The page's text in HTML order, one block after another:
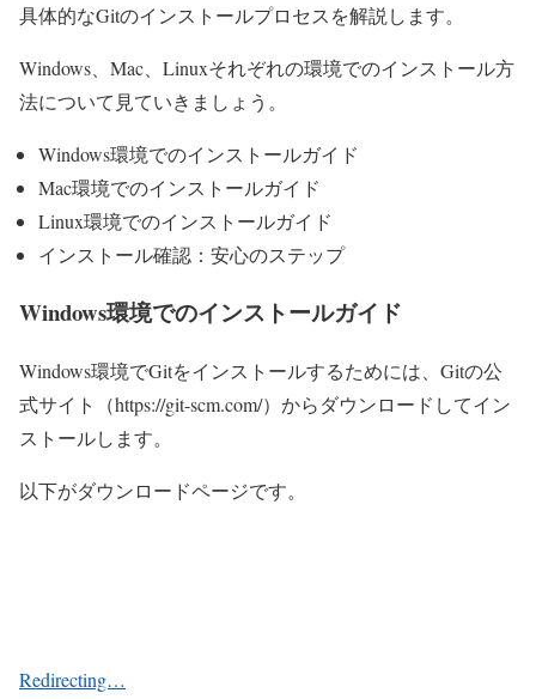
具体的なGitのインストールプロセスを解説します。
Windows、Mac、Linuxそれぞれの環境でのインストール方
法について見ていきましょう。
Windows環境でのインストールガイド
Mac環境でのインストールガイド
Linux環境でのインストールガイド
インストール確認：安心のステップ
Windows環境でのインストールガイド
Windows環境でGitをインストールするためには、Gitの公
式サイト（https://git-scm.com/）からダウンロードしてイン
ストールします。
以下がダウンロードページです。
Redirecting…